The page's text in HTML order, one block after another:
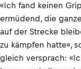
«Ich fand keinen
ermüdend, die
auf der Strecke
zu kämpfen hatte»,
gleich versprach: